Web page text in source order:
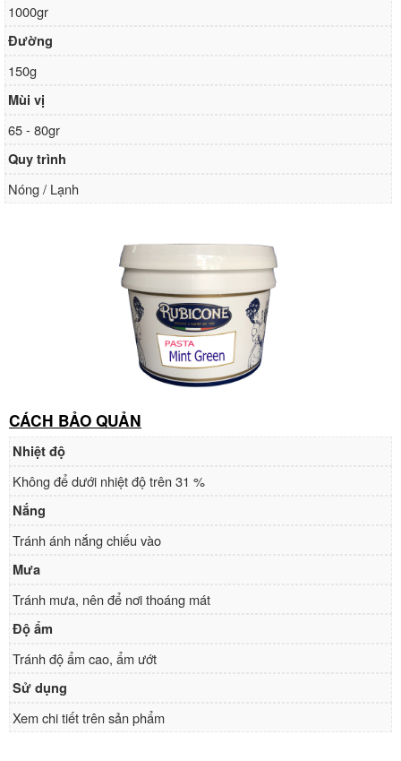
1000gr
Đường
150g
Mùi vị
65 - 80gr
Quy trình
Nóng / Lạnh
CÁCH BẢO QUẢN
Nhiệt độ
Không để dưới nhiệt độ trên 31 %
Nắng
Tránh ánh nắng chiếu vào
Mưa
Tránh mưa, nên để nơi thoáng mát
Độ ẩm
Tránh độ ẩm cao, ẩm ướt
Sử dụng
Xem chi tiết trên sản phẩm